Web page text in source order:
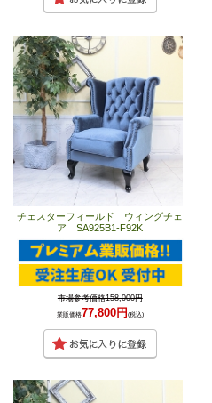
チェスターフィールド ウィングチェ
ア SA925B1-F92K
市場参考価格158,000円
業販価格77,800円(税込)